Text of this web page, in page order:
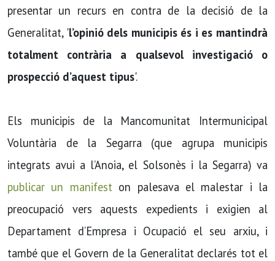
presentar un recurs en contra de la decisió de la
Generalitat, 'l’opinió dels municipis és i es mantindrà
totalment contrària a qualsevol investigació o
prospecció d’aquest tipus'.
Els municipis de la Mancomunitat Intermunicipal
Voluntària de la Segarra (que agrupa municipis
integrats avui a l’Anoia, el Solsonès i la Segarra) va
publicar un manifeston palesava el malestar i la
preocupació vers aquests expedients i exigien al
Departament d’Empresa i Ocupació el seu arxiu, i
també que el Govern de la Generalitat declarés tot el